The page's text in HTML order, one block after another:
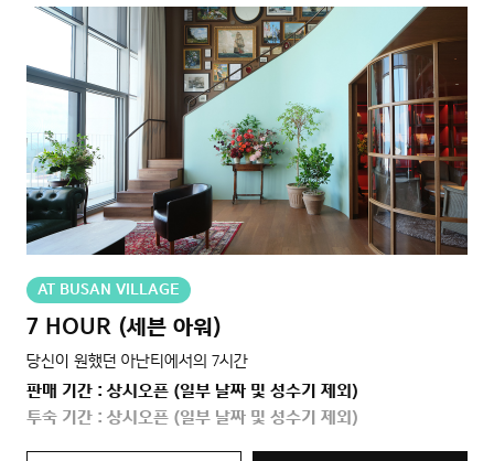
AT BUSAN VILLAGE
7 HOUR (세븐 아워)
당신이 원했던 아난티에서의 7시간
판매 기간 : 상시오픈 (일부 날짜 및 성수기 제외)
투숙 기간 : 상시오픈 (일부 날짜 및 성수기 제외)